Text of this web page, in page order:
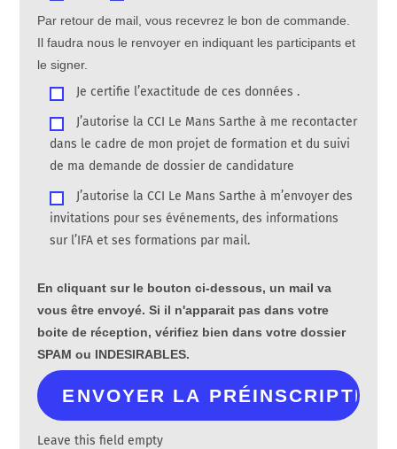
Par retour de mail, vous recevrez le bon de commande.
Il faudra nous le renvoyer en indiquant les participants et
le signer.
Je certifie l’exactitude de ces données .
J’autorise la CCI Le Mans Sarthe à me recontacter
dans le cadre de mon projet de formation et du suivi
de ma demande de dossier de candidature
J’autorise la CCI Le Mans Sarthe à m’envoyer des
invitations pour ses événements, des informations
sur l’IFA et ses formations par mail.
En cliquant sur le bouton ci-dessous, un mail va
vous être envoyé. Si il n'apparait pas dans votre
boite de réception, vérifiez bien dans votre dossier
SPAM ou INDESIRABLES.
Leave this field empty